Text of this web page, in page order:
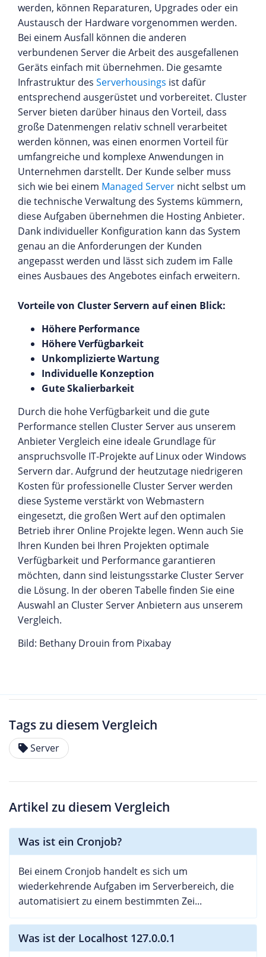
werden, können Reparaturen, Upgrades oder ein
Austausch der Hardware vorgenommen werden.
Bei einem Ausfall können die anderen
verbundenen Server die Arbeit des ausgefallenen
Geräts einfach mit übernehmen. Die gesamte
Infrastruktur des Serverhousings ist dafür
entsprechend ausgerüstet und vorbereitet. Cluster
Server bieten darüber hinaus den Vorteil, dass
große Datenmengen relativ schnell verarbeitet
werden können, was einen enormen Vorteil für
umfangreiche und komplexe Anwendungen in
Unternehmen darstellt. Der Kunde selber muss
sich wie bei einem Managed Server nicht selbst um
die technische Verwaltung des Systems kümmern,
diese Aufgaben übernehmen die Hosting Anbieter.
Dank individueller Konfiguration kann das System
genau an die Anforderungen der Kunden
angepasst werden und lässt sich zudem im Falle
eines Ausbaues des Angebotes einfach erweitern.
Vorteile von Cluster Servern auf einen Blick:
Höhere Performance
Höhere Verfügbarkeit
Unkomplizierte Wartung
Individuelle Konzeption
Gute Skalierbarkeit
Durch die hohe Verfügbarkeit und die gute
Performance stellen Cluster Server aus unserem
Anbieter Vergleich eine ideale Grundlage für
anspruchsvolle IT-Projekte auf Linux oder Windows
Servern dar. Aufgrund der heutzutage niedrigeren
Kosten für professionelle Cluster Server werden
diese Systeme verstärkt von Webmastern
eingesetzt, die großen Wert auf den optimalen
Betrieb ihrer Online Projekte legen. Wenn auch Sie
Ihren Kunden bei Ihren Projekten optimale
Verfügbarkeit und Performance garantieren
möchten, dann sind leistungsstarke Cluster Server
die Lösung. In der oberen Tabelle finden Sie eine
Auswahl an Cluster Server Anbietern aus unserem
Vergleich.
Bild: Bethany Drouin from Pixabay
Tags zu diesem Vergleich
Server
Artikel zu diesem Vergleich
Was ist ein Cronjob?
Bei einem Cronjob handelt es sich um
wiederkehrende Aufgaben im Serverbereich, die
automatisiert zu einem bestimmten Zei...
Was ist der Localhost 127.0.0.1